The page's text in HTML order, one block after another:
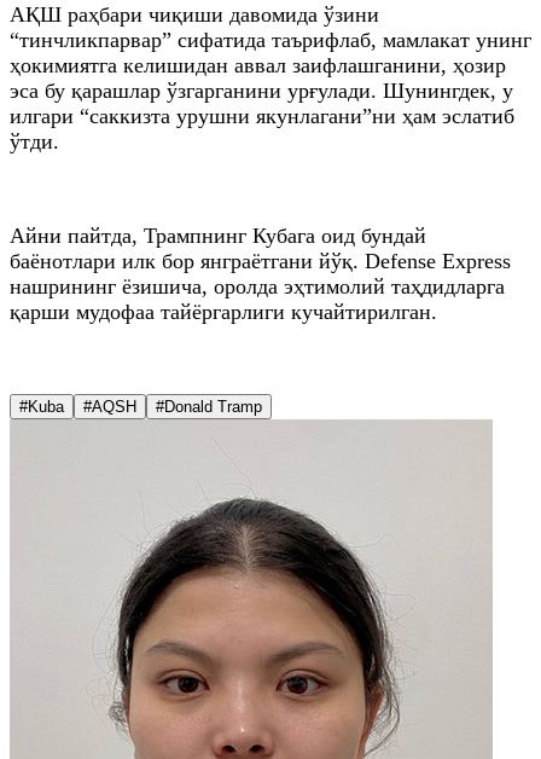
АҚШ раҳбари чиқиши давомида ўзини
“тинчликпарвар” сифатида таърифлаб, мамлакат унинг
ҳокимиятга келишидан аввал заифлашганини, ҳозир
эса бу қарашлар ўзгарганини урғулади. Шунингдек, у
илгари “саккизта урушни якунлагани”ни ҳам эслатиб
ўтди.
Айни пайтда, Трампнинг Кубага оид бундай
баёнотлари илк бор янграётгани йўқ. Defense Express
нашрининг ёзишича, оролда эҳтимолий таҳдидларга
қарши мудофаа тайёргарлиги кучайтирилган.
#Kuba #AQSH #Donald Tramp